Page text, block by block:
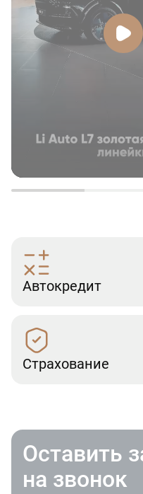
Автокредит
Страхование
Оставить
на звонок